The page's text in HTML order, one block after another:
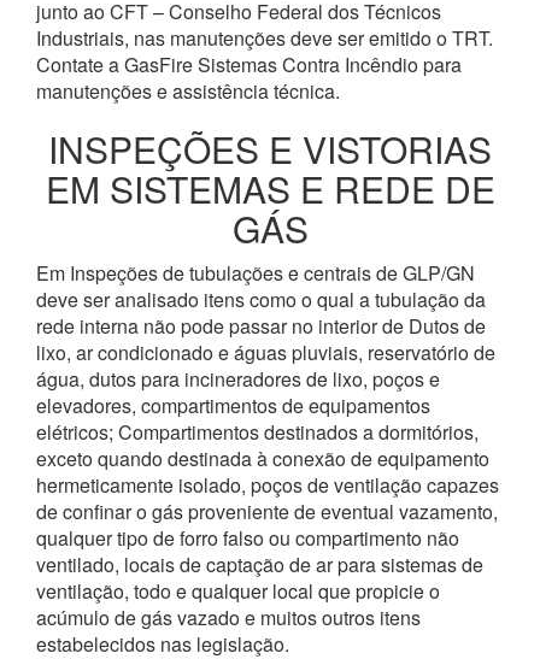
junto ao CFT – Conselho Federal dos Técnicos
Industriais, nas manutenções deve ser emitido o TRT.
Contate a GasFire Sistemas Contra Incêndio para
manutenções e assistência técnica.
INSPEÇÕES E VISTORIAS
EM SISTEMAS E REDE DE
GÁS
Em Inspeções de tubulações e centrais de GLP/GN
deve ser analisado itens como o qual a tubulação da
rede interna não pode passar no interior de Dutos de
lixo, ar condicionado e águas pluviais, reservatório de
água, dutos para incineradores de lixo, poços e
elevadores, compartimentos de equipamentos
elétricos; Compartimentos destinados a dormitórios,
exceto quando destinada à conexão de equipamento
hermeticamente isolado, poços de ventilação capazes
de confinar o gás proveniente de eventual vazamento,
qualquer tipo de forro falso ou compartimento não
ventilado, locais de captação de ar para sistemas de
ventilação, todo e qualquer local que propicie o
acúmulo de gás vazado e muitos outros itens
estabelecidos nas legislação.